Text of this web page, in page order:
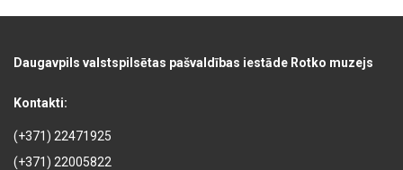
Daugavpils valstspilsētas pašvaldības iestāde Rotko muzejs
Kontakti:
(+371) 22471925
(+371) 22005822